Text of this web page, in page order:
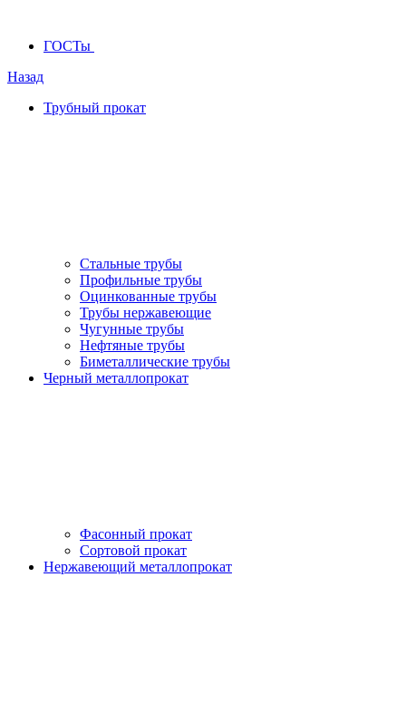
ГОСТы
Назад
Трубный прокат
Стальные трубы
Профильные трубы
Оцинкованные трубы
Трубы нержавеющие
Чугунные трубы
Нефтяные трубы
Биметаллические трубы
Черный металлопрокат
Фасонный прокат
Сортовой прокат
Нержавеющий металлопрокат